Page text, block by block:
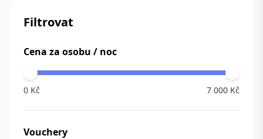
Filtrovat
Cena za osobu / noc
0 Kč 7 000 Kč
Vouchery